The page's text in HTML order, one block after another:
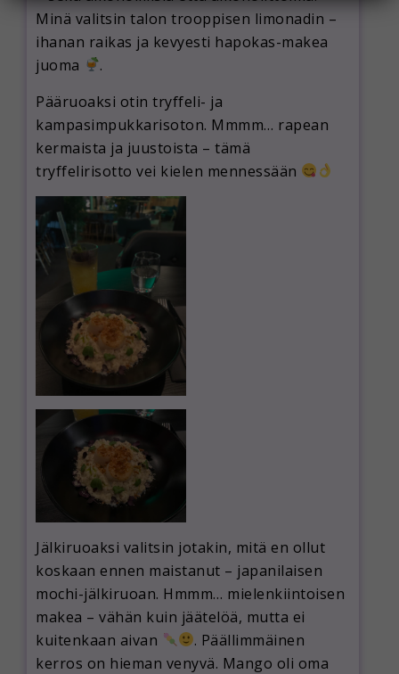
Minä valitsin talon trooppisen limonadin –
ihanan raikas ja kevyesti hapokas-makea
juoma
.
Pääruoaksi otin tryffeli- ja
kampasimpukkarisoton. Mmmm… rapean
kermaista ja juustoista – tämä
tryffelirisotto vei kielen mennessään
Jälkiruoaksi valitsin jotakin, mitä en ollut
koskaan ennen maistanut – japanilaisen
mochi-jälkiruoan. Hmmm… mielenkiintoisen
makea – vähän kuin jäätelöä, mutta ei
kuitenkaan aivan
. Päällimmäinen
kerros on hieman venyvä. Mango oli oma
l